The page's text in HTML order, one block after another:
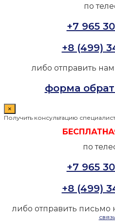
по
+7 965
+8 (499)
либо отправить
форма
×
Получить консультацию
по
+7 965
+8 (499)
либо отправить письмо